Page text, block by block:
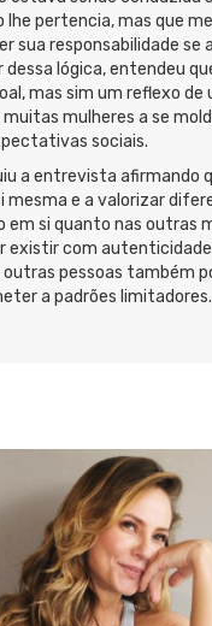
lhe pertencia, mas que
sua responsabilidade se
dessa lógica, entendeu
mas sim um reflexo de
mulheres a se
sociais.
a entrevista afirmando
mesma e a valorizar
em si quanto nas outras
existir com
outras pessoas também
a padrões limitadores.